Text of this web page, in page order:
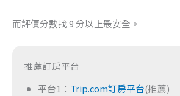
而評價分數找 9 分以上最安全。
推薦訂房平台
平台1： Trip.com訂房平台(推薦)